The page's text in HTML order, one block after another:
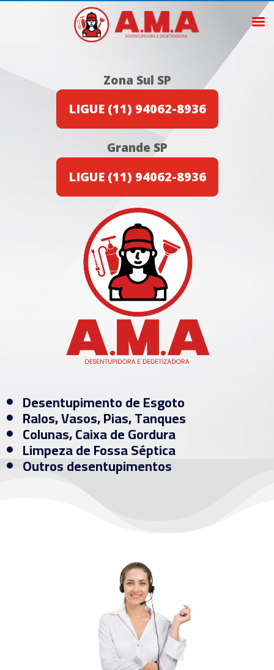
Zona Sul SP
LIGUE (11) 94062-8936
Grande SP
LIGUE (11) 94062-8936
Desentupimento de Esgoto
Ralos, Vasos, Pias, Tanques
Colunas, Caixa de Gordura
Limpeza de Fossa Séptica
Outros desentupimentos